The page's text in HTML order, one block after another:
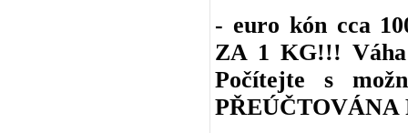
- euro kón cca
ZA 1 KG!!!
Počítejte s